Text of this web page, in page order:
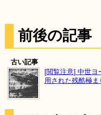
前後の記事
古い記事
[閲覧注意] 中世ヨ
用された残酷極